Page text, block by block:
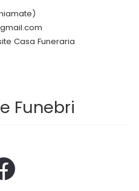
Casa Funeraria
Funebri